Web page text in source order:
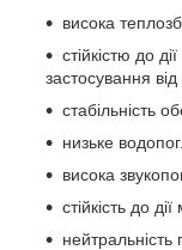
висока
стійкістю до
застосування
стабільність
низьке
висока
стійкість до